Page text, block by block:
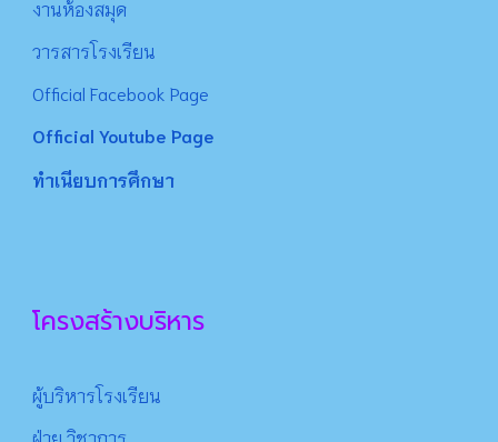
งานห้องสมุด
วารสารโรงเรียน
Official Facebook Page
Official Youtube Page
ทำเนียบการศึกษา
โครงสร้างบริหาร
ผู้บริหารโรงเรียน
ฝ่าย วิชาการ